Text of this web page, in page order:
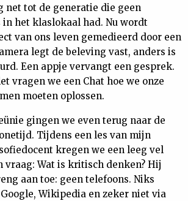
net tot de generatie die geen
in het klaslokaal had. Nu wordt
van ons leven gemedieerd door een
legt de beleving vast, anders is
Een appje vervangt een gesprek.
vragen we een Chat hoe we onze
moeten oplossen.
gingen we even terug naar de
Tijdens een les van mijn
kregen we een leeg vel
vraag: Wat is kritisch denken? Hij
aan toe: geen telefoons. Niks
Wikipedia en zeker niet via